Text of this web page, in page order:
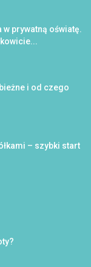
prywatną oświatę.
i od czego
– szybki start